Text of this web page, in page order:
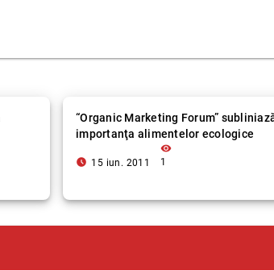
“Organic Marketing Forum”
importanţa alimentelor ecologice
access_time_filled 15 iun. 2011
visibility
1